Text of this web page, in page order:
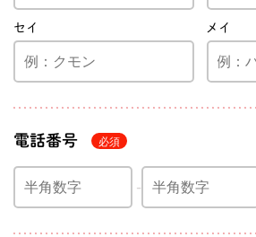
セイ メイ
電話番号